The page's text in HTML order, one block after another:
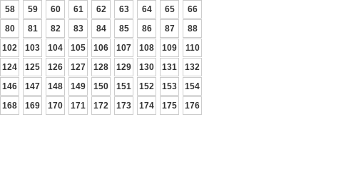
58 59 60 61 62 63 64 65
66
80 81 82 83 84 85 86 87
88
102 103 104 105 106 107 108 109
110
124 125 126 127 128 129 130 131
132
146 147 148 149 150 151 152 153
154
168 169 170 171 172 173 174 175
176